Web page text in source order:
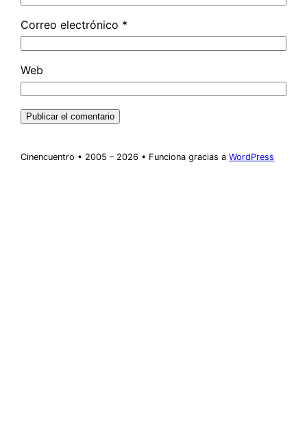
Correo electrónico *
Web
Cinencuentro • 2005 – 2026 • Funciona gracias aWordPress